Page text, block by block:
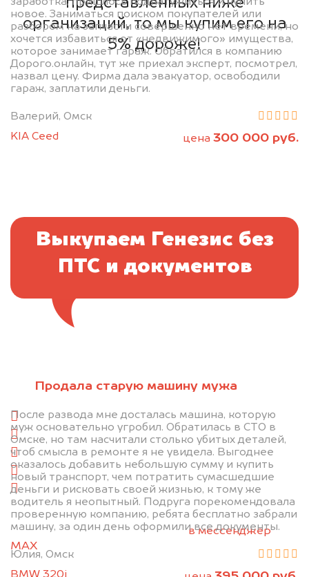
новое. Заниматься поиском покупателей или
разбором на запчасти совершенно нет времени, но
хочется избавиться от «недвижимого» имущества,
которое занимает гараж. Обратился в компанию
Дорого.онлайн, тут же приехал эксперт, посмотрел,
назвал цену. Фирма дала эвакуатор, освободили
гараж, заплатили деньги.
Валерий, Омск
KIA Ceed
цена 300 000 руб.
Продала старую машину мужа
После развода мне досталась машина, которую
муж основательно угробил. Обратилась в СТО в
Омске, но там насчитали столько убитых деталей,
чтоб смысла в ремонте я не увидела. Выгоднее
оказалось добавить небольшую сумму и купить
новый транспорт, чем потратить сумасшедшие
деньги и рисковать своей жизнью, к тому же
водитель я неопытный. Подруга порекомендовала
проверенную компанию, ребята бесплатно забрали
машину, за один день оформили все документы.
Юлия, Омск
BMW 320i
представленных ниже
организаций, то мы купим его на
5% дороже!
Выкупаем Генезис без
ПТС и документов
1. Сфотографируйте машину:
спереди
сзади
слева
справа
салон
2. Отправьте фотографии на номер
+79584983298 по WhatsApp*,в мессенджер
MAX
info@dorogo.online